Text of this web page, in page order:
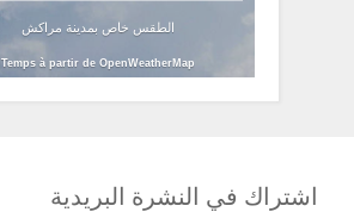
الطقس خاص بمدينة مراكش
Temps à partir de OpenWeatherMap
اشتراك في النشرة البريدية